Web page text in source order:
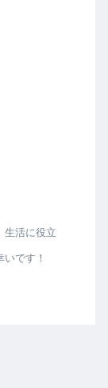
生活に役立
です！